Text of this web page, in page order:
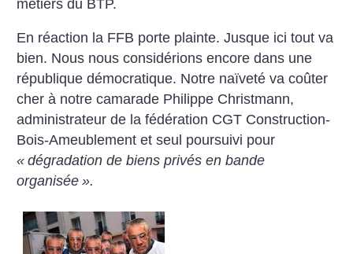
métiers du BTP.
En réaction la FFB porte plainte. Jusque ici tout va
bien. Nous nous considérions encore dans une
république démocratique. Notre naïveté va coûter
cher à notre camarade Philippe Christmann,
administrateur de la fédération CGT Construction-
Bois-Ameublement et seul poursuivi pour
« dégradation de biens privés en bande
organisée ».